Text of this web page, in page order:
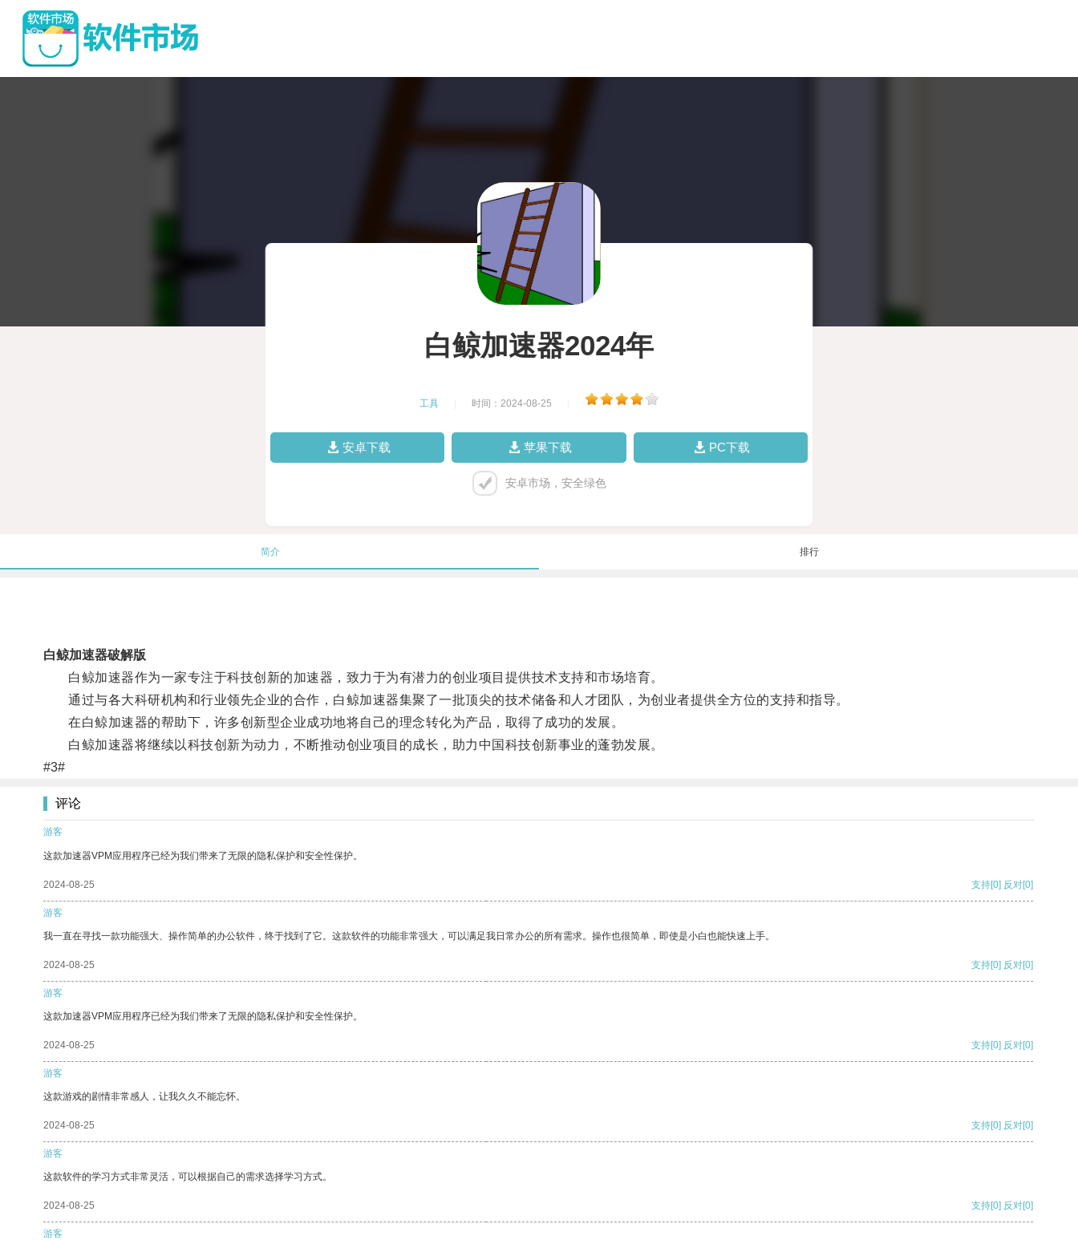
白鲸加速器2024年
工具 时间：2024-08-25
安卓下载 苹果下载 PC下载
安卓市场，安全绿色
简介 排行
白鲸加速器破解版
白鲸加速器作为一家专注于科技创新的加速器，致力于为有潜力的创业项目提供技术支持和市场培育。
通过与各大科研机构和行业领先企业的合作，白鲸加速器集聚了一批顶尖的技术储备和人才团队，为创业者提供全方位的支持和指导。
在白鲸加速器的帮助下，许多创新型企业成功地将自己的理念转化为产品，取得了成功的发展。
白鲸加速器将继续以科技创新为动力，不断推动创业项目的成长，助力中国科技创新事业的蓬勃发展。
#3#
评论
游客
这款加速器VPM应用程序已经为我们带来了无限的隐私保护和安全性保护。
2024-08-25 支持[0] 反对[0]
游客
我一直在寻找一款功能强大、操作简单的办公软件，终于找到了它。这款软件的功能非常强大，可以满足我日常办公的所有需求。操作也很简单，即使是小白也能快速上手。
2024-08-25 支持[0] 反对[0]
游客
这款加速器VPM应用程序已经为我们带来了无限的隐私保护和安全性保护。
2024-08-25 支持[0] 反对[0]
游客
这款游戏的剧情非常感人，让我久久不能忘怀。
2024-08-25 支持[0] 反对[0]
游客
这款软件的学习方式非常灵活，可以根据自己的需求选择学习方式。
2024-08-25 支持[0] 反对[0]
游客